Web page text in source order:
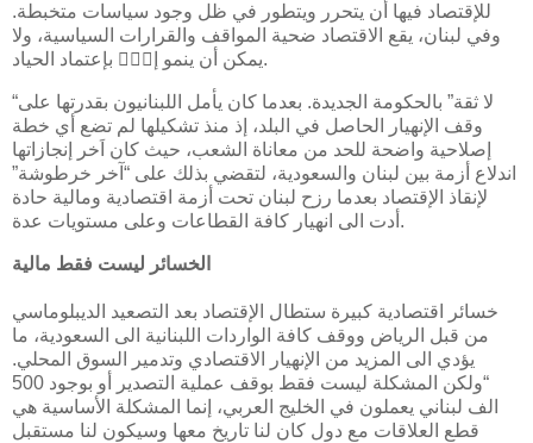
للإقتصاد فيها أن يتحرر ويتطور في ظل وجود سياسات متخبطة.
وفي لبنان، يقع الاقتصاد ضحية المواقف والقرارات السياسية، ولا
يمكن أن ينمو إلا٘ بإعتماد الحياد.
“لا ثقة” بالحكومة الجديدة. بعدما كان يأمل اللبنانيون بقدرتها على
وقف الإنهيار الحاصل في البلد، إذ منذ تشكيلها لم تضع أي خطة
إصلاحية واضحة للحد من معاناة الشعب، حيث كان اَخر إنجازاتها
اندلاع أزمة بين لبنان والسعودية، لتقضي بذلك على “آخر خرطوشة”
لإنقاذ الإقتصاد بعدما رزح لبنان تحت أزمة اقتصادية ومالية حادة
أدت الى انهيار كافة القطاعات وعلى مستويات عدة.
الخسائر ليست فقط مالية
خسائر اقتصادية كبيرة ستطال الإقتصاد بعد التصعيد الديبلوماسي
من قبل الرياض ووقف كافة الواردات اللبنانية الى السعودية، ما
يؤدي الى المزيد من الإنهيار الاقتصادي وتدمير السوق المحلي.
“ولكن المشكلة ليست فقط بوقف عملية التصدير أو بوجود 500
الف لبناني يعملون في الخليج العربي، إنما المشكلة الأساسية هي
قطع العلاقات مع دول كان لنا تاريخ معها وسيكون لنا مستقبل